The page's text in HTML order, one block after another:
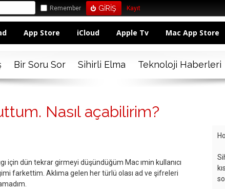
Remember Kayıt
App Store iCloud Apple Tv Mac App Store
Bir Soru Sor Sihirli Elma Teknoloji Haberleri
Nasıl açabilirim?
için dün tekrar girmeyi düşündüğüm Mac ımin kullanıcı
farkettim. Aklıma gelen her türlü olası ad ve şifreleri